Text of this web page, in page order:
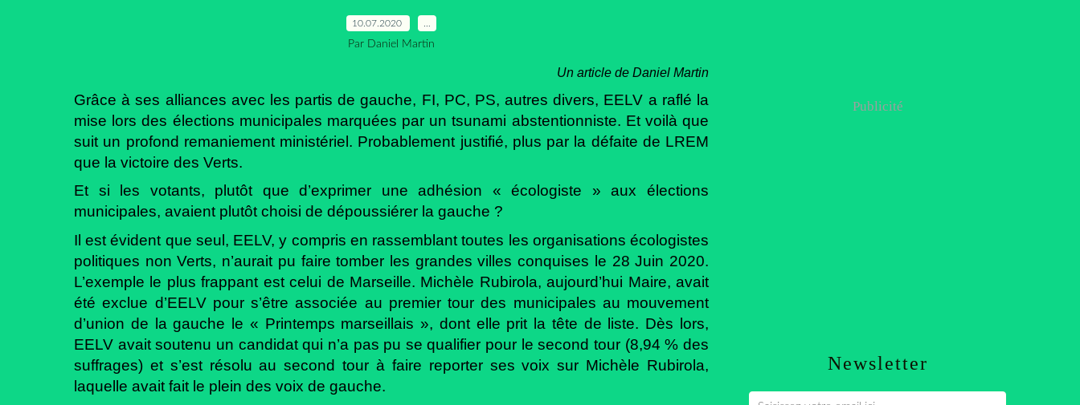
10.07.2020
Par Daniel Martin
Un article de Daniel Martin
Grâce à ses alliances avec les partis de gauche, FI, PC, PS, autres divers, EELV a raflé la
mise lors des élections municipales marquées par un tsunami abstentionniste. Et voilà que
suit un profond remaniement ministériel. Probablement justifié, plus par la défaite de LREM
que la victoire des Verts.
Et si les votants, plutôt que d’exprimer une adhésion « écologiste » aux élections
municipales, avaient plutôt choisi de dépoussiérer la gauche ?
Il est évident que seul, EELV, y compris en rassemblant toutes les organisations écologistes
politiques non Verts, n’aurait pu faire tomber les grandes villes conquises le 28 Juin 2020.
L’exemple le plus frappant est celui de Marseille. Michèle Rubirola, aujourd’hui Maire, avait
été exclue d’EELV pour s’être associée au premier tour des municipales au mouvement
d’union de la gauche le « Printemps marseillais », dont elle prit la tête de liste. Dès lors,
EELV avait soutenu un candidat qui n’a pas pu se qualifier pour le second tour (8,94 % des
suffrages) et s’est résolu au second tour à faire reporter ses voix sur Michèle Rubirola,
laquelle avait fait le plein des voix de gauche.
Newsletter
Publicité